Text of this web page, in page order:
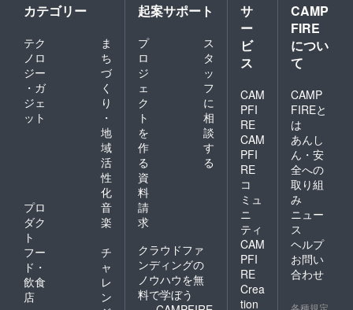
カテゴリー
テク
ノロ
ジー
・ガ
ジェ
ット
ま
ち
づ
く
り
・
地
域
活
性
化
プロ
ダク
ト
音
楽
フー
ド・
飲食
店
チ
ャ
レ
ン
起案サポート
プ
ロ
ジ
ェ
ク
ト
を
作
る
ス
タ
ッ
フ
に
相
談
す
る
資
料
請
求
クラウドファ
ンディングの
ノウハウを無
料で学ぼう
サ
ー
ビ
ス
CAM
PFI
RE
CAM
PFI
RE
コ
ミュ
ニ
ティ
CAM
PFI
RE
Crea
tion
CAMP
FIRE
につい
て
CAMP
FIREと
は
あんし
ん・安
全への
取り組
み
ニュー
ス
ヘルプ
お問い
合わせ
各種規定